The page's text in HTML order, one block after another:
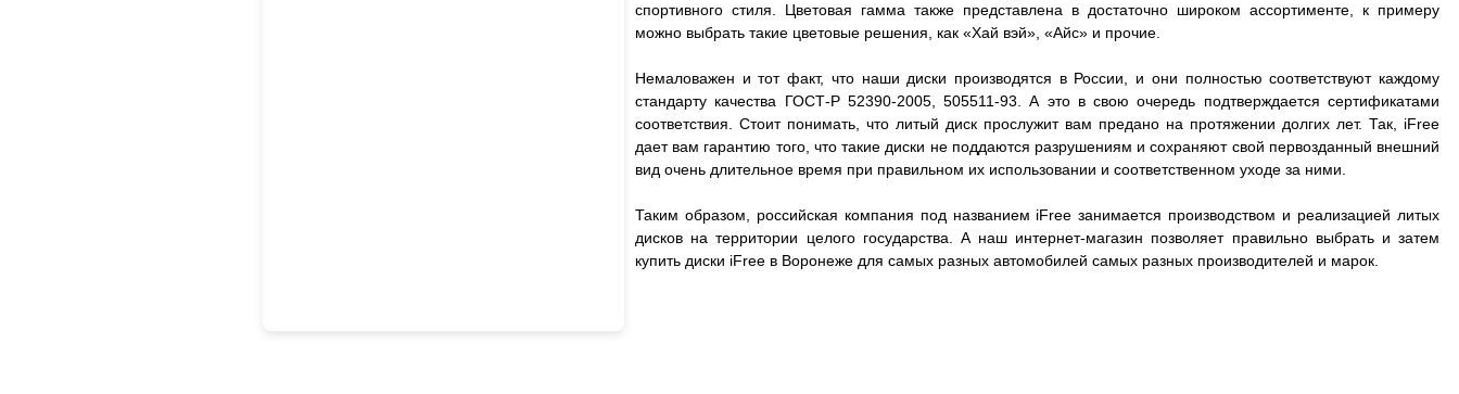
спортивного стиля. Цветовая гамма также представлена в достаточно широком ассортименте, к примеру
можно выбрать такие цветовые решения, как «Хай вэй», «Айс» и прочие.
Немаловажен и тот факт, что наши диски производятся в России, и они полностью соответствуют каждому
стандарту качества ГОСТ-Р 52390-2005, 505511-93. А это в свою очередь подтверждается сертификатами
соответствия. Стоит понимать, что литый диск прослужит вам предано на протяжении долгих лет. Так, iFree
дает вам гарантию того, что такие диски не поддаются разрушениям и сохраняют свой первозданный внешний
вид очень длительное время при правильном их использовании и соответственном уходе за ними.
Таким образом, российская компания под названием iFree занимается производством и реализацией литых
дисков на территории целого государства. А наш интернет-магазин позволяет правильно выбрать и затем
купить диски iFree в Воронеже для самых разных автомобилей самых разных производителей и марок.